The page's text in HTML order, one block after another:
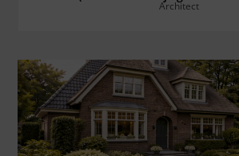
Architect
Bekijk alles ⟶